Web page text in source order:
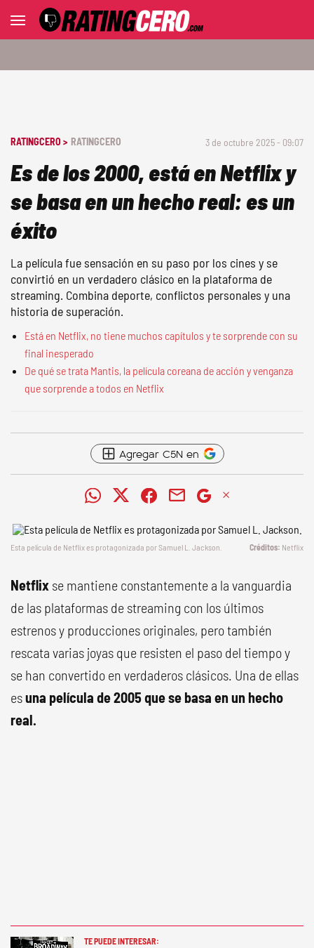
RATINGCERO > RATINGCERO 3 de octubre 2025 - 09:07
Es de los 2000, está en Netflix y
se basa en un hecho real: es un
éxito
La película fue sensación en su paso por los cines y se
convirtió en un verdadero clásico en la plataforma de
streaming. Combina deporte, conflictos personales y una
historia de superación.
Está en Netflix, no tiene muchos capítulos y te sorprende con su
final inesperado
De qué se trata Mantis, la película coreana de acción y venganza
que sorprende a todos en Netflix
Agregar C5N en
Esta película de Netflix es protagonizada por Samuel L. Jackson. Netflix
Netflix se mantiene constantemente a la vanguardia
de las plataformas de streaming con los últimos
estrenos y producciones originales, pero también
rescata varias joyas que resisten el paso del tiempo y
se han convertido en verdaderos clásicos. Una de ellas
esuna película de 2005 que se basa en un hecho
real.
TE PUEDE INTERESAR: